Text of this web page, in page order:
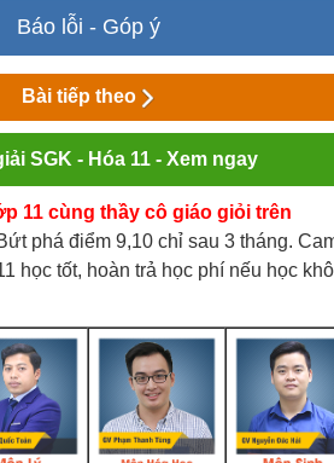
Báo lỗi - Góp ý
Bài tiếp theo
SGK - Hóa 11 - Xem ngay
11 cùng thầy cô giáo giỏi trên
phá điểm 9,10 chỉ sau 3 tháng.
học tốt, hoàn trả học phí nếu học